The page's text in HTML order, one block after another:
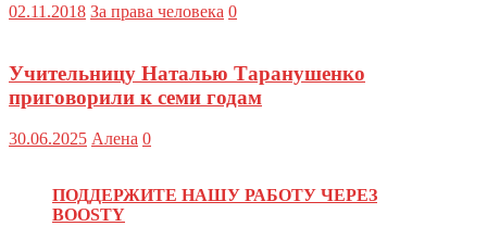
02.11.2018 За права человека 0
Учительницу Наталью Таранушенко
приговорили к семи годам
30.06.2025 Алена 0
ПОДДЕРЖИТЕ НАШУ РАБОТУ ЧЕРЕЗ
BOOSTY